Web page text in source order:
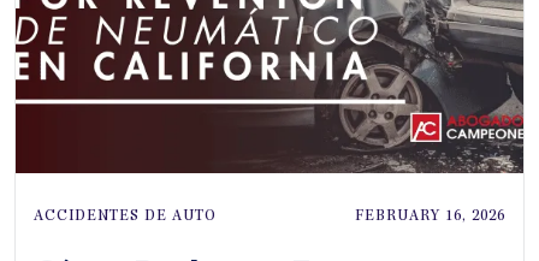
ACCIDENTES DE AUTO FEBRUARY 16, 2026